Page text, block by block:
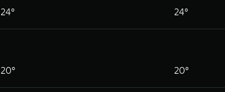
24° 24°
20° 20°